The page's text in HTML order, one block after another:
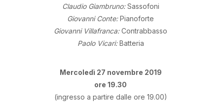
Claudio Giambruno:Sassofoni
Giovanni Conte:Pianoforte
Giovanni Villafranca:Contrabbasso
Paolo Vicari:Batteria
Mercoledì 27 novembre 2019
ore 19.30
(ingresso a partire dalle ore 19.00)